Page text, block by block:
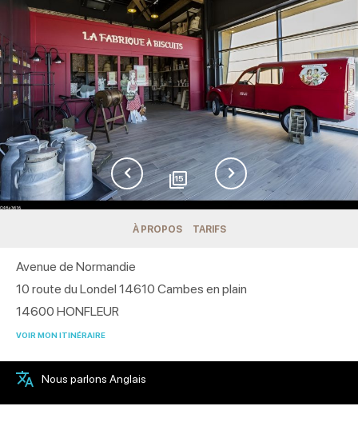
15
À PROPOS TARIFS
Avenue de Normandie
10 route du Londel 14610 Cambes en plain
14600 HONFLEUR
VOIR MON ITINÉRAIRE
Nous parlons Anglais